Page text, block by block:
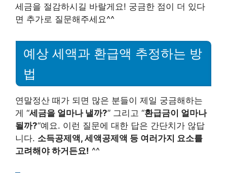
세금을 절감하시길 바랄게요! 궁금한 점이 더 있다
면 추가로 질문해주세요^^
예상 세액과 환급액 추정하는 방
법
연말정산 때가 되면 많은 분들이 제일 궁금해하는
게 “세금을 얼마나 낼까?” 그리고 “환급금이 얼마나
될까?“예요. 이런 질문에 대한 답은 간단치가 않답
니다. 소득공제액, 세액공제액 등 여러가지 요소를
고려해야 하거든요! ^^